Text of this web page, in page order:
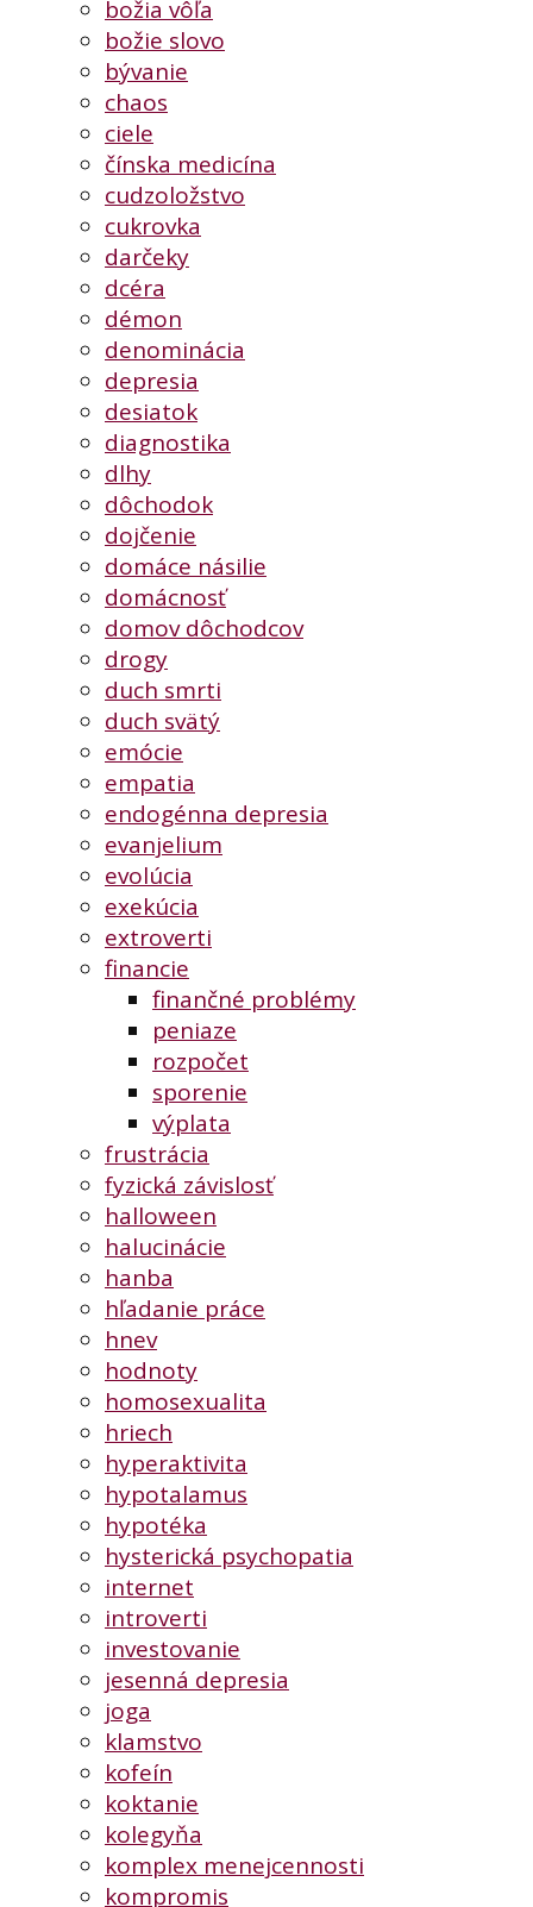
božia vôľa
božie slovo
bývanie
chaos
ciele
čínska medicína
cudzoložstvo
cukrovka
darčeky
dcéra
démon
denominácia
depresia
desiatok
diagnostika
dlhy
dôchodok
dojčenie
domáce násilie
domácnosť
domov dôchodcov
drogy
duch smrti
duch svätý
emócie
empatia
endogénna depresia
evanjelium
evolúcia
exekúcia
extroverti
financie
finančné problémy
peniaze
rozpočet
sporenie
výplata
frustrácia
fyzická závislosť
halloween
halucinácie
hanba
hľadanie práce
hnev
hodnoty
homosexualita
hriech
hyperaktivita
hypotalamus
hypotéka
hysterická psychopatia
internet
introverti
investovanie
jesenná depresia
joga
klamstvo
kofeín
koktanie
kolegyňa
komplex menejcennosti
kompromis